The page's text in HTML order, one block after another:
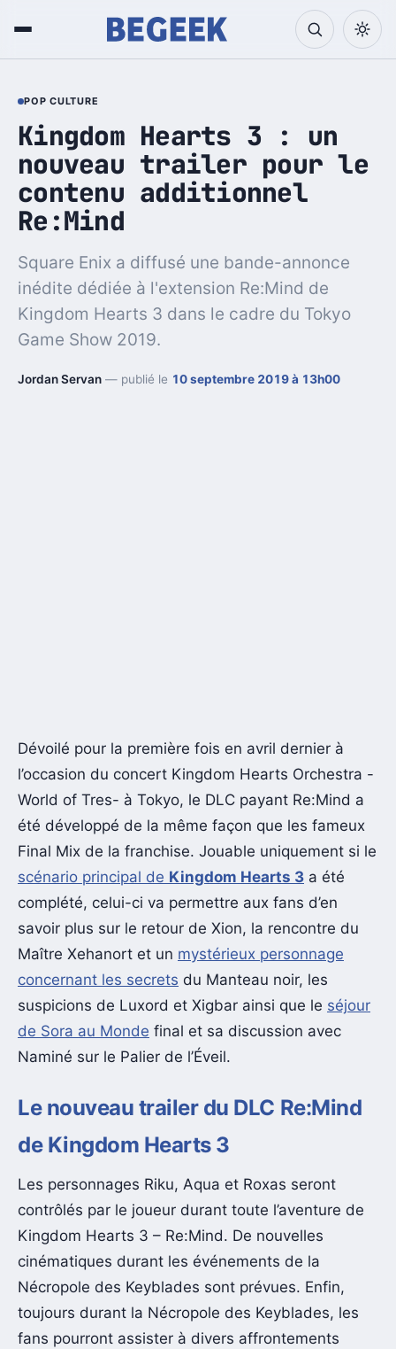
POP CULTURE
Kingdom Hearts 3 : un
nouveau trailer pour le
contenu additionnel
Re:Mind
Square Enix a diffusé une bande-annonce
inédite dédiée à l'extension Re:Mind de
Kingdom Hearts 3 dans le cadre du Tokyo
Game Show 2019.
Jordan Servan — publié le 10 septembre 2019 à 13h00
Dévoilé pour la première fois en avril dernier à
l’occasion du concert Kingdom Hearts Orchestra -
World of Tres- à Tokyo, le DLC payant Re:Mind a
été développé de la même façon que les fameux
Final Mix de la franchise. Jouable uniquement si le
scénario principal de Kingdom Hearts 3 a été
complété, celui-ci va permettre aux fans d’en
savoir plus sur le retour de Xion, la rencontre du
Maître Xehanort et un mystérieux personnage
concernant les secrets du Manteau noir, les
suspicions de Luxord et Xigbar ainsi que le séjour
de Sora au Monde final et sa discussion avec
Naminé sur le Palier de l’Éveil.
Le nouveau trailer du DLC Re:Mind
de Kingdom Hearts 3
Les personnages Riku, Aqua et Roxas seront
contrôlés par le joueur durant toute l’aventure de
Kingdom Hearts 3 – Re:Mind. De nouvelles
cinématiques durant les événements de la
Nécropole des Keyblades sont prévues. Enfin,
toujours durant la Nécropole des Keyblades, les
fans pourront assister à divers affrontements